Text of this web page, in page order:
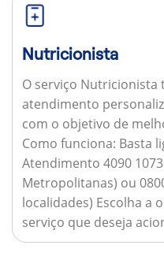
Nutricionista
O serviço
atendimento
com o objetivo de
Como funciona: Basta
Atendimento 4090
Metropolitanas) ou
localidades) Escolha a
serviço que deseja